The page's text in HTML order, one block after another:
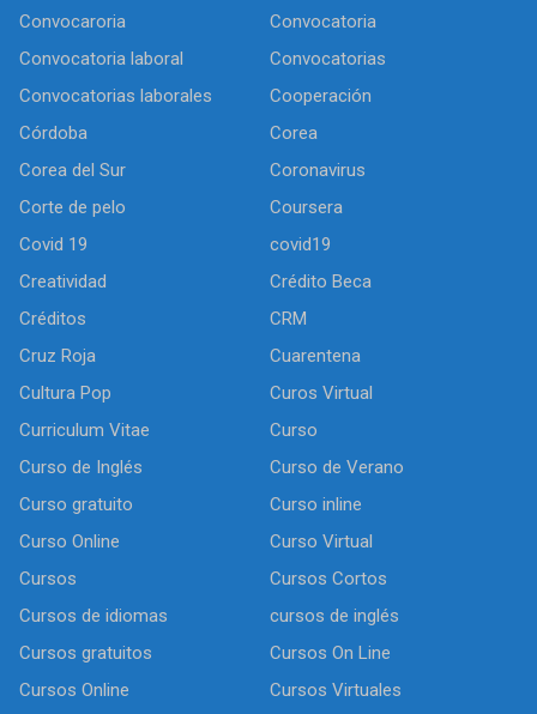
Convocaroria
Convocatoria
Convocatoria laboral
Convocatorias
Convocatorias laborales
Cooperación
Córdoba
Corea
Corea del Sur
Coronavirus
Corte de pelo
Coursera
Covid 19
covid19
Creatividad
Crédito Beca
Créditos
CRM
Cruz Roja
Cuarentena
Cultura Pop
Curos Virtual
Curriculum Vitae
Curso
Curso de Inglés
Curso de Verano
Curso gratuito
Curso inline
Curso Online
Curso Virtual
Cursos
Cursos Cortos
Cursos de idiomas
cursos de inglés
Cursos gratuitos
Cursos On Line
Cursos Online
Cursos Virtuales